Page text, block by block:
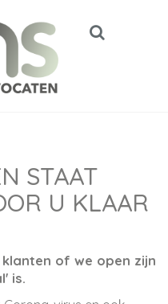
STAAT
U KLAAR
of we open zijn
is.